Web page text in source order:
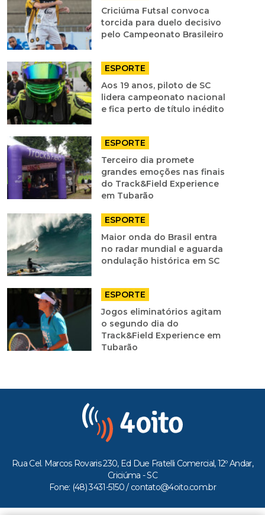
Criciúma Futsal convoca
torcida para duelo decisivo
pelo Campeonato Brasileiro
ESPORTE
Aos 19 anos, piloto de SC
lidera campeonato nacional
e fica perto de título inédito
ESPORTE
Terceiro dia promete
grandes emoções nas finais
do Track&Field Experience
em Tubarão
ESPORTE
Maior onda do Brasil entra
no radar mundial e aguarda
ondulação histórica em SC
ESPORTE
Jogos eliminatórios agitam
o segundo dia do
Track&Field Experience em
Tubarão
Rua Cel. Marcos Rovaris 230, Ed Due Fratelli Comercial, 12º Andar,
Criciúma - SC
Fone: (48) 3431-5150 / contato@4oito.com.br